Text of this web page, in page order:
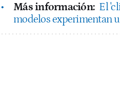
Más información: El
modelos experimentan